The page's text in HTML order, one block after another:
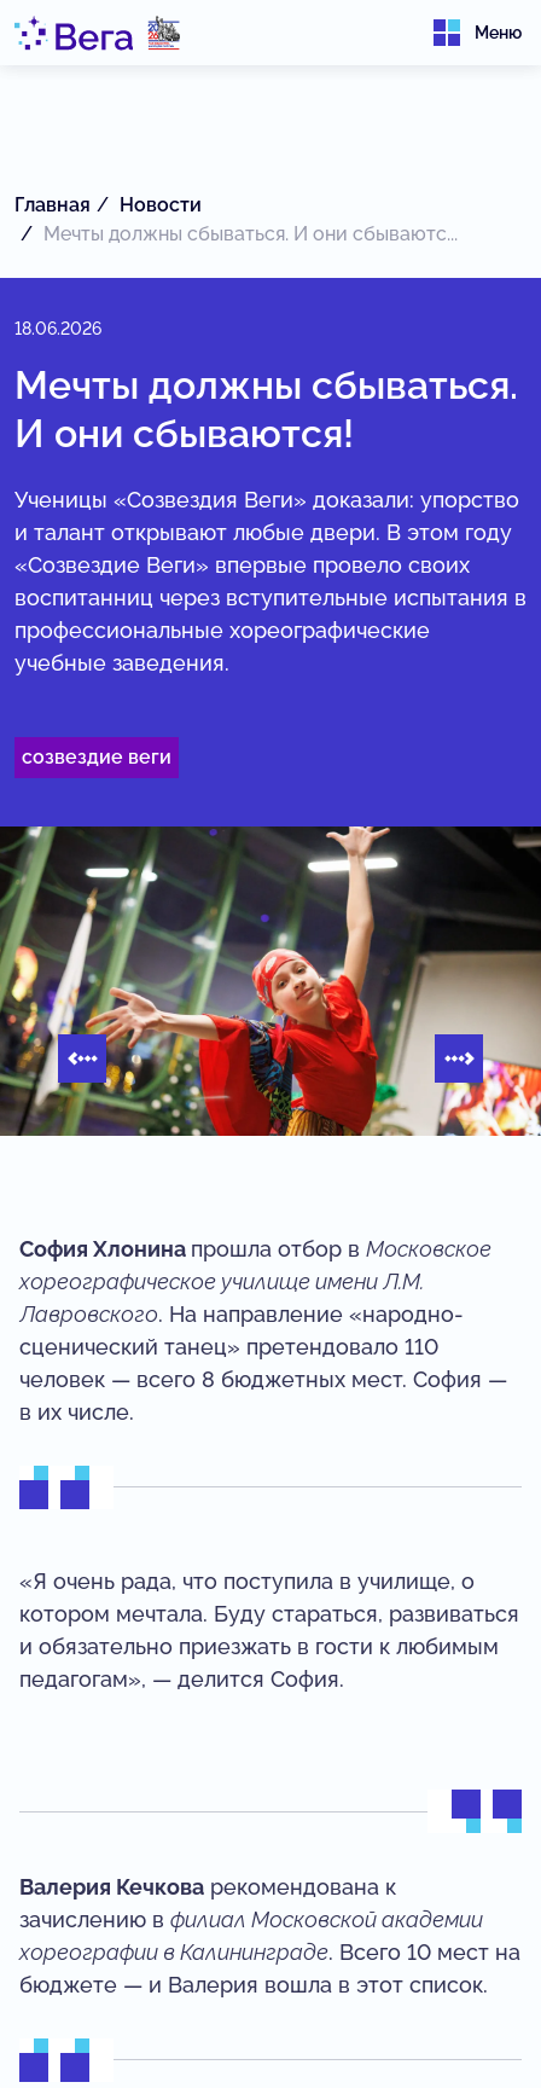
Меню
Главная
Новости
Мечты должны сбываться. И они сбываютс...
18.06.2026
Мечты должны сбываться.
И они сбываются!
Ученицы «Созвездия Веги» доказали: упорство
и талант открывают любые двери. В этом году
«Созвездие Веги» впервые провело своих
воспитанниц через вступительные испытания в
профессиональные хореографические
учебные заведения.
созвездие веги
София Хлонина прошла отбор в Московское
хореографическое училище имени Л.М.
Лавровского. На направление «народно-
сценический танец» претендовало 110
человек — всего 8 бюджетных мест. София —
в их числе.
«Я очень рада, что поступила в училище, о
котором мечтала. Буду стараться, развиваться
и обязательно приезжать в гости к любимым
педагогам», — делится София.
Валерия Кечкова рекомендована к
зачислению в филиал Московской академии
хореографии в Калининграде. Всего 10 мест на
бюджете — и Валерия вошла в этот список.